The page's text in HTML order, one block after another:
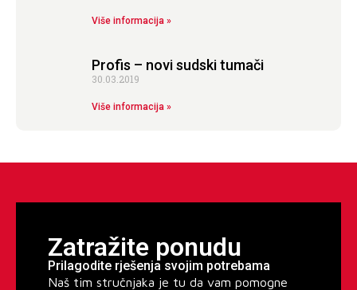
Više informacija »
Profis – novi sudski tumači
30.03.2019
Više informacija »
Zatražite ponudu
Prilagodite rješenja svojim potrebama
Naš tim stručnjaka je tu da vam pomogne